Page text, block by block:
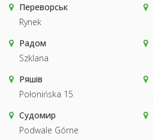
Переворськ
Rynek
Радом
Szklana
Ряшів
Połonińska 15
Судомир
Podwale Górne